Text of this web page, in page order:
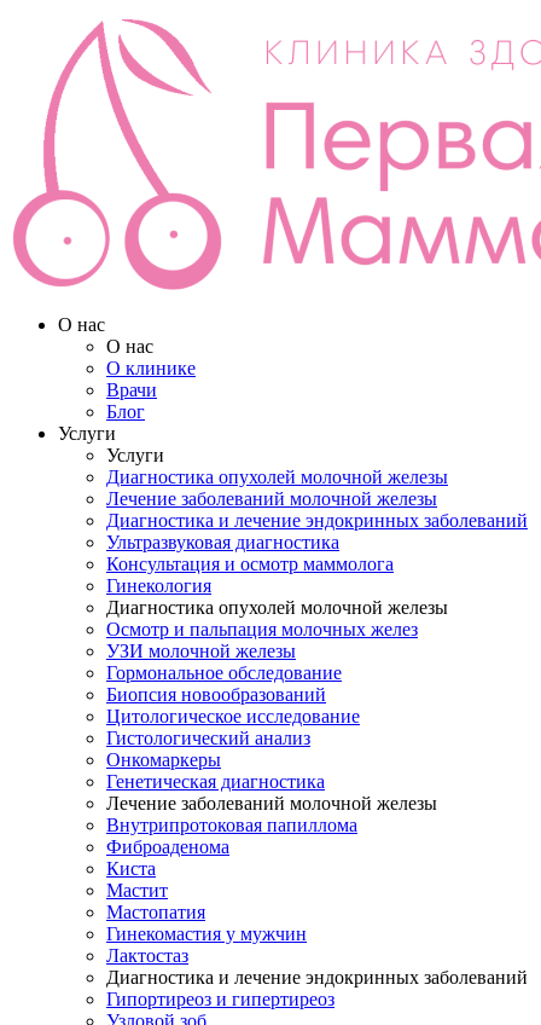
О нас
О нас
О клинике
Врачи
Блог
Услуги
Услуги
Диагностика опухолей молочной железы
Лечение заболеваний молочной железы
Диагностика и лечение эндокринных заболеваний
Ультразвуковая диагностика
Консультация и осмотр маммолога
Гинекология
Диагностика опухолей молочной железы
Осмотр и пальпация молочных желез
УЗИ молочной железы
Гормональное обследование
Биопсия новообразований
Цитологическое исследование
Гистологический анализ
Онкомаркеры
Генетическая диагностика
Лечение заболеваний молочной железы
Внутрипротоковая папиллома
Фиброаденома
Киста
Мастит
Мастопатия
Гинекомастия у мужчин
Лактостаз
Диагностика и лечение эндокринных заболеваний
Гипортиреоз и гипертиреоз
Узловой зоб